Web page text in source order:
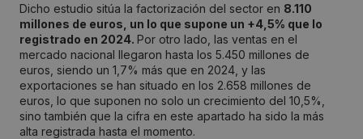
Dicho estudio sitúa la factorización del sector en 8.110
millones de euros, un lo que supone un +4,5% que lo
registrado en 2024. Por otro lado, las ventas en el
mercado nacional llegaron hasta los 5.450 millones de
euros, siendo un 1,7% más que en 2024, y las
exportaciones se han situado en los 2.658 millones de
euros, lo que suponen no solo un crecimiento del 10,5%,
sino también que la cifra en este apartado ha sido la más
alta registrada hasta el momento.